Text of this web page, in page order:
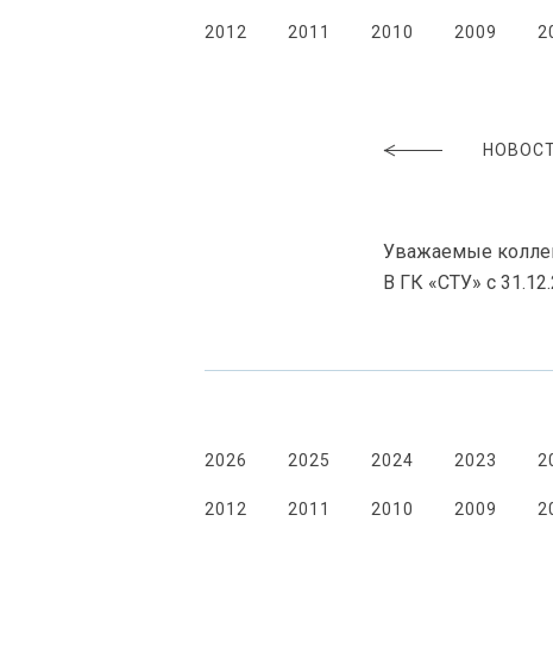
2012 2011 2010 2009
Уважаемые
В ГК «СТУ» с
2026 2025 2024 2023
2012 2011 2010 2009